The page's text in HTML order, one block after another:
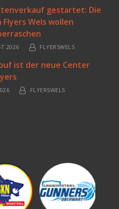
gestartet: Die
Flyers Wels wollen
2026 FLYERSWELS
ist der neue Center
FLYERSWELS